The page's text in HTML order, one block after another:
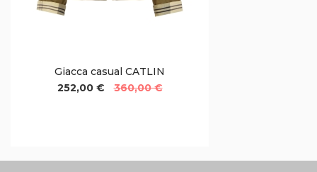
Giacca casual CATLIN
252,00 €
360,00 €